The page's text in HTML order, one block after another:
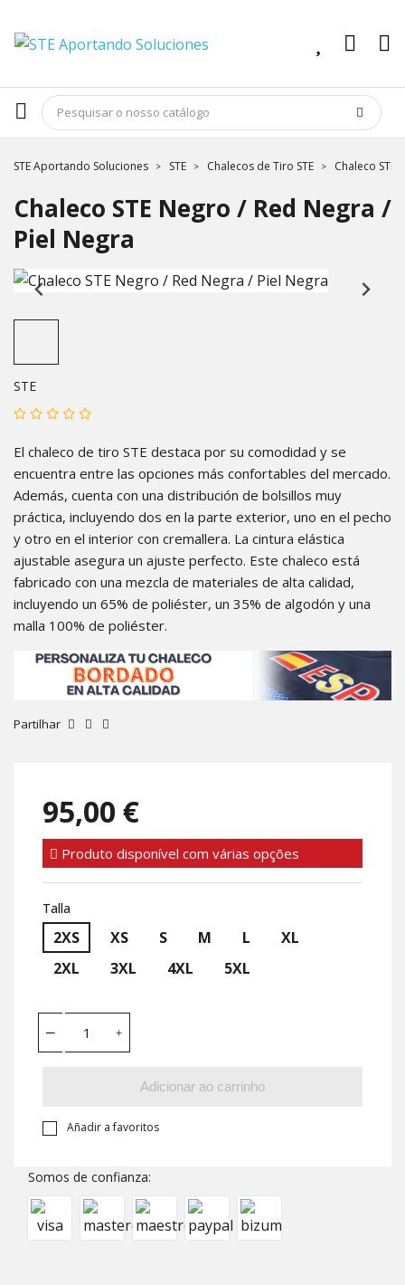
STE Aportando Soluciones STE Chalecos de Tiro STE Chaleco STE
Chaleco STE Negro / Red Negra /
Piel Negra
STE
El chaleco de tiro STE destaca por su comodidad y se
encuentra entre las opciones más confortables del mercado.
Además, cuenta con una distribución de bolsillos muy
práctica, incluyendo dos en la parte exterior, uno en el pecho
y otro en el interior con cremallera. La cintura elástica
ajustable asegura un ajuste perfecto. Este chaleco está
fabricado con una mezcla de materiales de alta calidad,
incluyendo un 65% de poliéster, un 35% de algodón y una
malla 100% de poliéster.
Partilhar
95,00 €
Produto disponível com várias opções
Talla
2XS XS S M L
XL
2XL
3XL 4XL 5XL
Adicionar ao carrinho
Añadir a favoritos
Somos de confianza: